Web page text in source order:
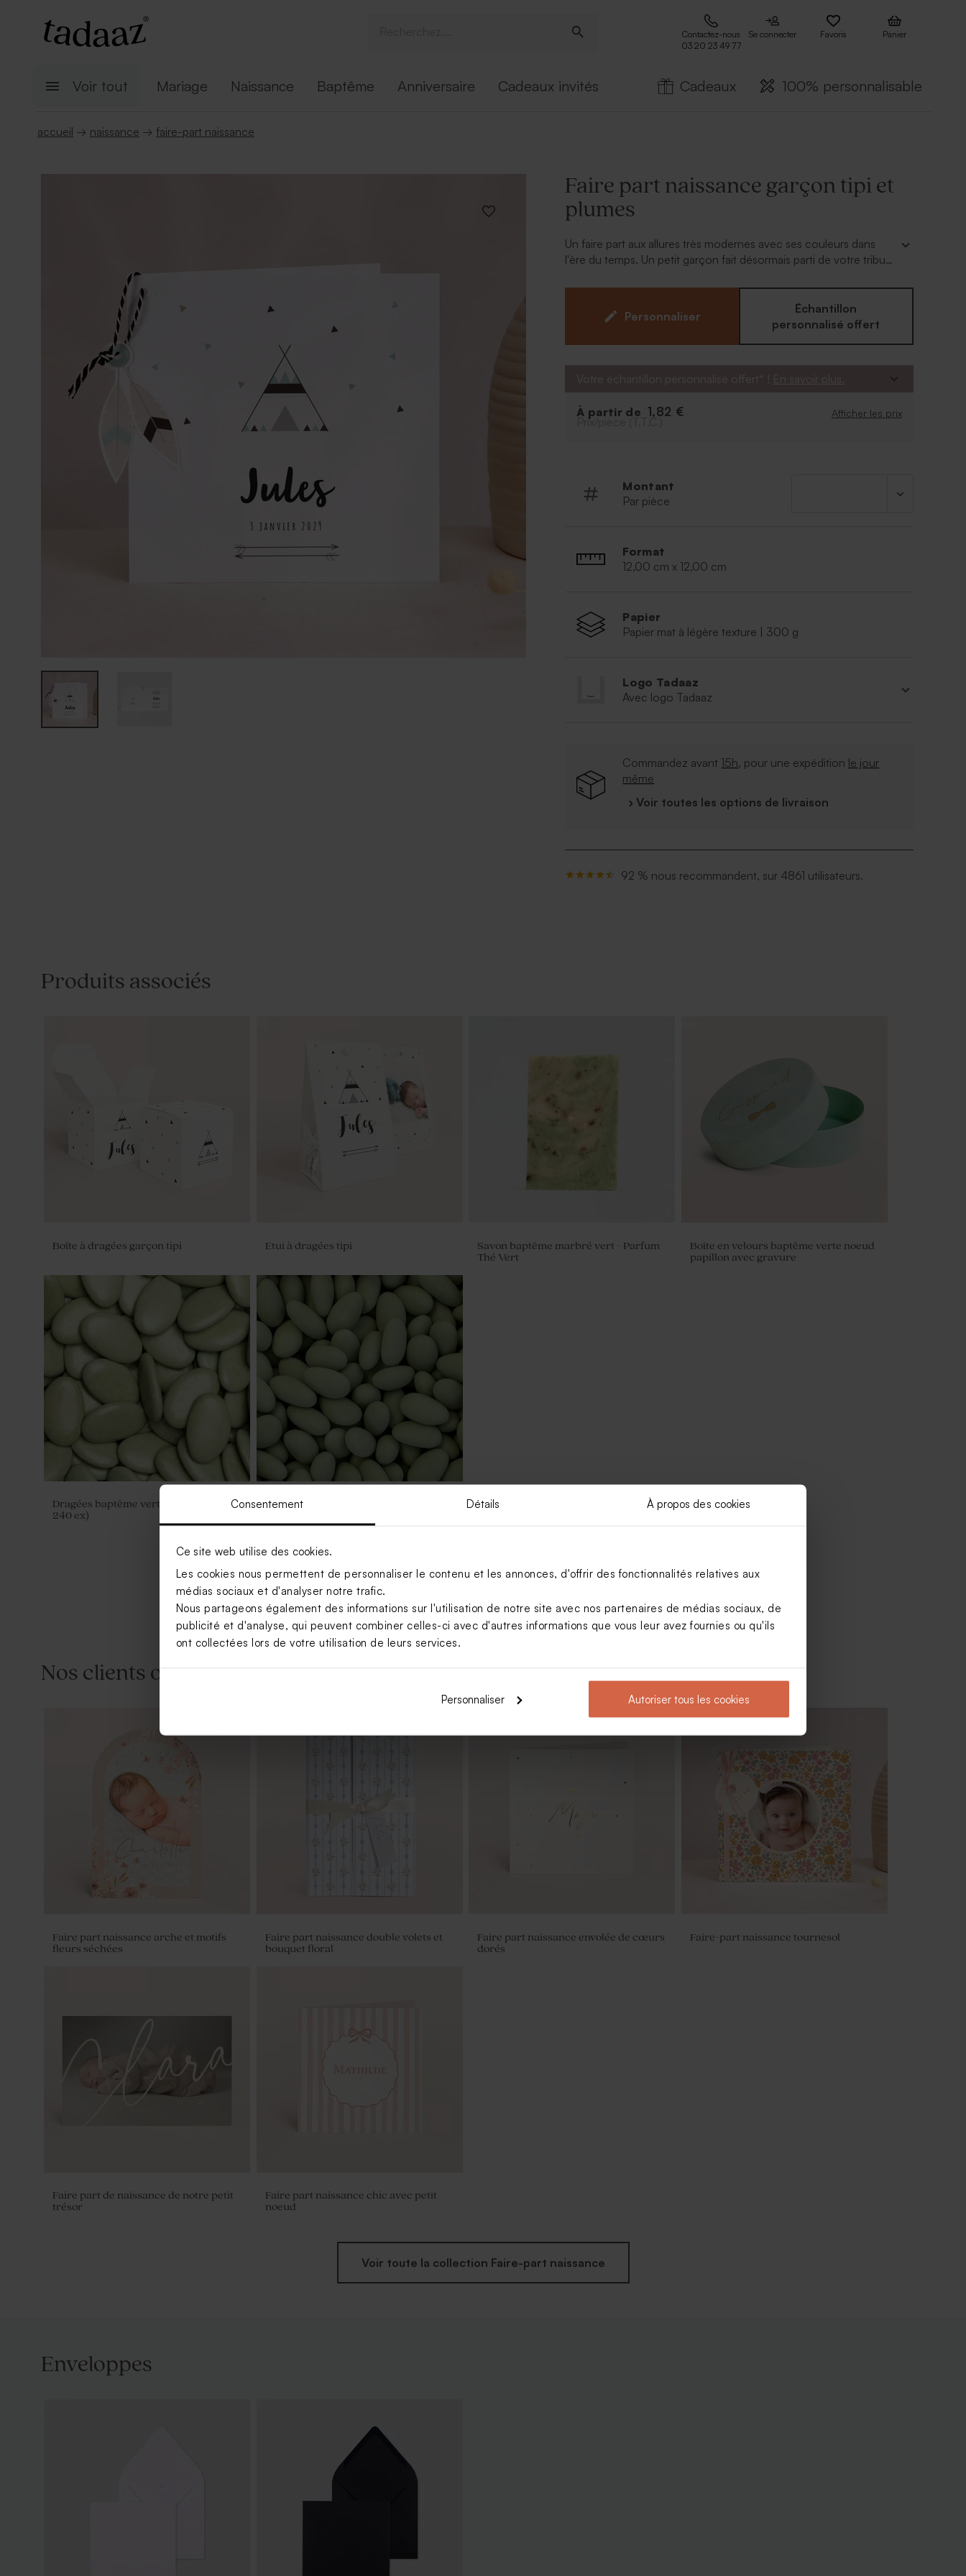
Consentement Détails À propos des cookies
Ce site web utilise des cookies.
Les cookies nous permettent de personnaliser le contenu et les annonces, d'offrir des fonctionnalités relatives aux
médias sociaux et d'analyser notre trafic.
Nous partageons également des informations sur l'utilisation de notre site avec nos partenaires de médias sociaux, de
publicité et d'analyse, qui peuvent combiner celles-ci avec d'autres informations que vous leur avez fournies ou qu'ils
ont collectées lors de votre utilisation de leurs services.
Personnaliser Autoriser tous les cookies
Contactez-nous
03 20 23 49 77
Se connecter Favoris Panier
Voir tout Mariage Naissance Baptême Anniversaire Cadeaux invités Cadeaux 100% personnalisable
accueil → naissance → faire-part naissance
Faire part naissance garçon tipi et
plumes
Un faire part aux allures très modernes avec ses couleurs dans
l'ère du temps. Un petit garçon fait désormais parti de votre tribu
naissance garçon tipi et plumes. Les plumes se fixent au faire part
avec un ruban, le tout est d'office fourni. Texte personnalisable
sur les deux faces intérieures. Modèle livré non monté.
Personnaliser
Échantillon
personnalisé offert
Votre échantillon personnalisé offert* ! En savoir plus.
À partir de 1,82 € Afficher les prix
Prix/pièce (T.T.C.)
Montant
Par pièce
Format
12,00 cm x 12,00 cm
Papier
Papier mat à légère texture | 300 g
Logo Tadaaz
Avec logo Tadaaz
Commandez avant 15h, pour une expédition le jour
même
› Voir toutes les options de livraison
92 % nous recommandent, sur 4861 utilisateurs.
Produits associés
Boîte à dragées garçon tipi Etui à dragées tipi
Savon baptême marbré vert - Parfum
Thé Vert
Boîte en velours baptême verte noeud
papillon avec gravure
Dragées baptême vert pastel 1 kg (±
240 ex)
Dragées baptême eucalyptus amande 1
Tube à bulles baptême vert eucalyptus
Contenant dragées baptême tissu vert
Contenant à dragées baptême en nid
Moulin à vent baptême vert et son
crayon gris
Dragées baptême marbré vert 1 kg (±
240 ex)
Voir +
Nos clients ont aussi aimé...
Faire part naissance arche et motifs
fleurs séchées
Faire part naissance double volets et
bouquet floral
Faire part naissance envolée de cœurs
dorés
Faire-part naissance tournesol
Faire part de naissance de notre petit
trésor
Faire part naissance chic avec petit
noeud
Voir toute la collection Faire-part naissance
Enveloppes